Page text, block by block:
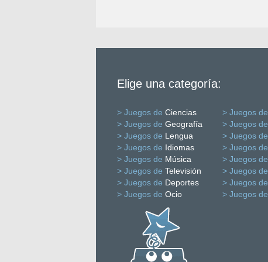
Elige una categoría:
> Juegos de Ciencias > Juegos de
> Juegos de Geografía > Juegos de
> Juegos de Lengua > Juegos de
> Juegos de Idiomas > Juegos de
> Juegos de Música > Juegos de
> Juegos de Televisión > Juegos de
> Juegos de Deportes > Juegos de
> Juegos de Ocio > Juegos de